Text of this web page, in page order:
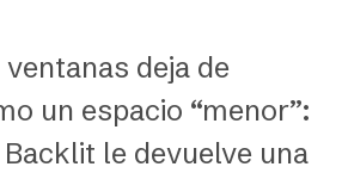
deja de
un espacio “menor”:
le devuelve una